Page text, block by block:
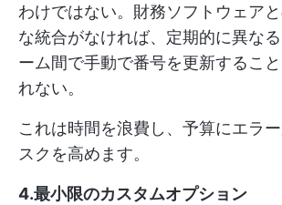
わけではない。財務ソフトウェア
な統合がなければ、定期的に異な
ーム間で手動で番号を更新するこ
れない。
これは時間を浪費し、予算にエラ
スクを高めます。
4.最小限のカスタムオプション